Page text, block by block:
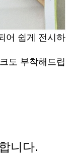
어 쉽게 전시하
도 부착해드립
니다.